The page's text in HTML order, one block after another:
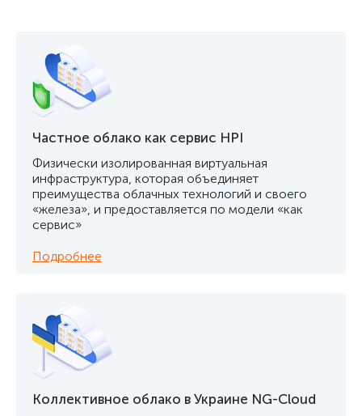
Частное облако как сервис HPI
Физически изолированная виртуальная
инфраструктура, которая объединяет
преимущества облачных технологий и своего
«железа», и предоставляется по модели «как
сервис»
Подробнее
Коллективное облако в Украине NG-Cloud